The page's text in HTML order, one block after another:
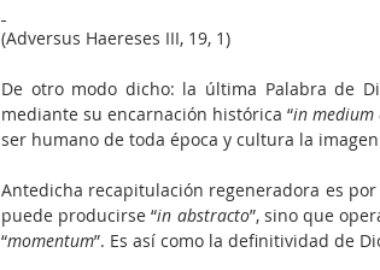
(Adversus Haereses III, 19, 1)
De otro modo dicho: la última Palabra de
mediante su encarnación histórica “in medium
ser humano de toda época y cultura la
Antedicha recapitulación regeneradora es
puede producirse “in abstracto”, sino que
“momentum”. Es así como la definitividad de